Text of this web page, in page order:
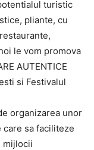
turistic
pliante, cu
le vom promova
AUTENTICE
si Festivalul
organizarea unor
sa faciliteze
mijlocii